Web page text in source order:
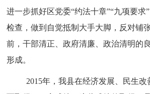
进一步抓好区党委“约法十章”“九项要求
检查，做到自觉抵制大手大脚，反对铺
前，干部清正、政府清廉、政治清明的
形成。
2015年，我县在经济发展、民生